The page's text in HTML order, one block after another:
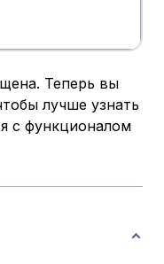
Теперь вы
лучше узнать
с функционалом